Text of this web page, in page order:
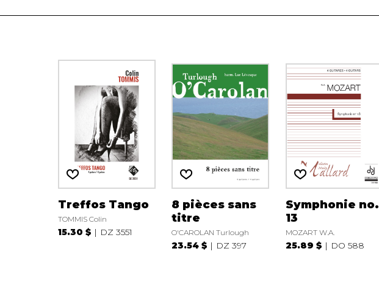
Treffos Tango
TOMMIS Colin
15.30 $ DZ 3551
8 pièces sans
titre
O'CAROLAN Turlough
23.54 $ DZ 397
Symphonie no.
13
MOZART W.A.
25.89 $ DO 588